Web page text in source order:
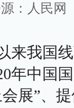
：人民网
我国线
年中国
展”、